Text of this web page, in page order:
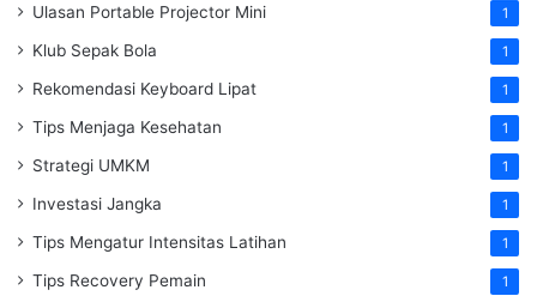
Ulasan Portable Projector Mini 1
Klub Sepak Bola 1
Rekomendasi Keyboard Lipat 1
Tips Menjaga Kesehatan 1
Strategi UMKM 1
Investasi Jangka 1
Tips Mengatur Intensitas Latihan 1
Tips Recovery Pemain 1